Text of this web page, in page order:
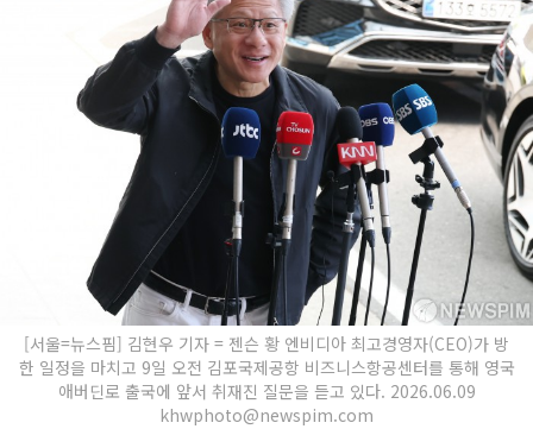
[서울=뉴스핌] 김현우 기자 = 젠슨 황 엔비디아 최고경영자(CEO)가 방
한 일정을 마치고 9일 오전 김포국제공항 비즈니스항공센터를 통해 영국
애버딘로 출국에 앞서 취재진 질문을 듣고 있다. 2026.06.09
khwphoto@newspim.com